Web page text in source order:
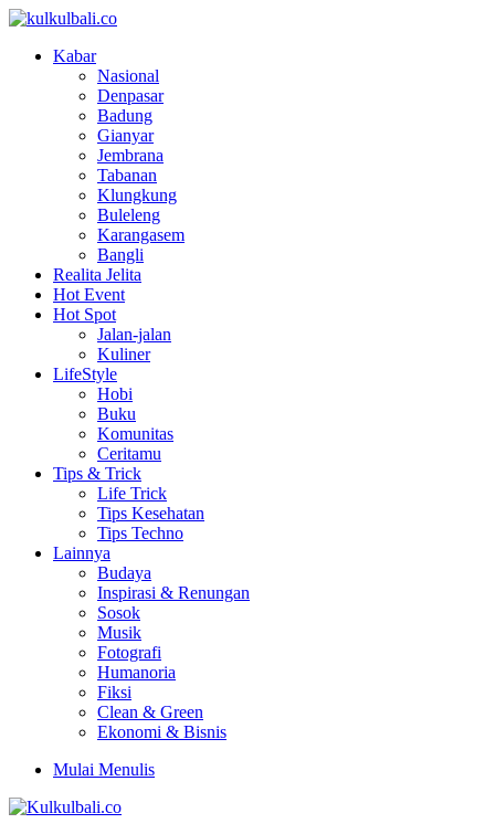
Kabar
Nasional
Denpasar
Badung
Gianyar
Jembrana
Tabanan
Klungkung
Buleleng
Karangasem
Bangli
Realita Jelita
Hot Event
Hot Spot
Jalan-jalan
Kuliner
LifeStyle
Hobi
Buku
Komunitas
Ceritamu
Tips & Trick
Life Trick
Tips Kesehatan
Tips Techno
Lainnya
Budaya
Inspirasi & Renungan
Sosok
Musik
Fotografi
Humanoria
Fiksi
Clean & Green
Ekonomi & Bisnis
Mulai Menulis